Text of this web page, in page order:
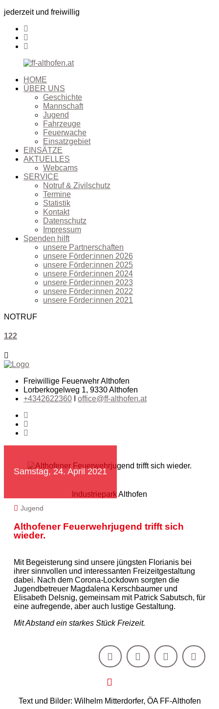
jederzeit und freiwillig
HOME
ÜBER UNS
Geschichte
Mannschaft
Jugend
Fahrzeuge
Feuerwache
Einsatzgebiet
EINSÄTZE
AKTUELLES
Webcams
SERVICE
Notruf & Zivilschutz
Termine
Statistik
Kontakt
Datenschutz
Impressum
Spenden hilft
unsere Partnerschaften
unsere Förder:innen 2026
unsere Förder:innen 2025
unsere Förder:innen 2024
unsere Förder:innen 2023
unsere Förder:innen 2022
unsere Förder:innen 2021
NOTRUF
122
Freiwillige Feuerwehr Althofen
Lorberkogelweg 1, 9330 Althofen
+4342622360
office@ff-althofen.at
Samstag, 24. April 2021
Industriepark Althofen
Jugend
Althofener Feuerwehrjugend trifft sich
wieder.
Mit Begeisterung sind unsere jüngsten Florianis bei
ihrer sinnvollen und interessanten Freizeitgestaltung
dabei. Nach dem Corona-Lockdown sorgten die
Jugendbetreuer Magdalena Kerschbaumer und
Elisabeth Delsnig, gemeinsam mit Patrick Sabutsch, für
eine aufregende, aber auch lustige Gestaltung.
Mit Abstand ein starkes Stück Freizeit.
Text und Bilder: Wilhelm Mitterdorfer, ÖA FF-Althofen